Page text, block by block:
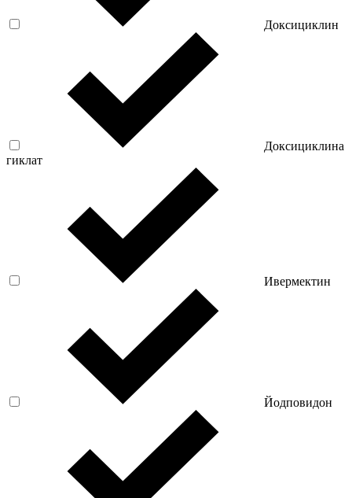
Доксициклин
Доксициклина
гиклат
Ивермектин
Йодповидон